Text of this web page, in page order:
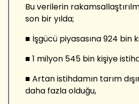
Bu verilerin
son bir yılda;
■ İşgücü piyasasına 924 bin
■ 1 milyon 545 bin kişiye
■ Artan istihdamın tarım
daha fazla olduğu,